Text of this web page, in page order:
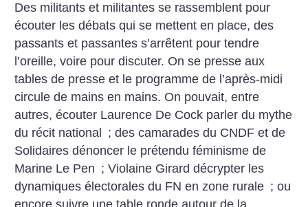
Des militants et militantes se rassemblent pour
écouter les débats qui se mettent en place, des
passants et passantes s’arrêtent pour tendre
l’oreille, voire pour discuter. On se presse aux
tables de presse et le programme de l’après-midi
circule de mains en mains. On pouvait, entre
autres, écouter Laurence De Cock parler du mythe
du récit national
; des camarades du CNDF et de
Solidaires dénoncer le prétendu féminisme de
Marine Le Pen ; Violaine Girard décrypter les
dynamiques électorales du FN en zone rurale ; ou